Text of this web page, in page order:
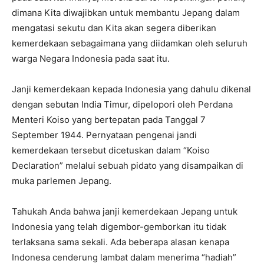
dimana Kita diwajibkan untuk membantu Jepang dalam
mengatasi sekutu dan Kita akan segera diberikan
kemerdekaan sebagaimana yang diidamkan oleh seluruh
warga Negara Indonesia pada saat itu.
Janji kemerdekaan kepada Indonesia yang dahulu dikenal
dengan sebutan India Timur, dipelopori oleh Perdana
Menteri Koiso yang bertepatan pada Tanggal 7
September 1944. Pernyataan pengenai jandi
kemerdekaan tersebut dicetuskan dalam “Koiso
Declaration” melalui sebuah pidato yang disampaikan di
muka parlemen Jepang.
Tahukah Anda bahwa janji kemerdekaan Jepang untuk
Indonesia yang telah digembor-gemborkan itu tidak
terlaksana sama sekali. Ada beberapa alasan kenapa
Indonesa cenderung lambat dalam menerima “hadiah”